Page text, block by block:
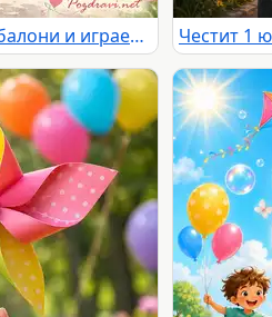
Ден на детето с розов велосипед, цветя, балони и играещи деца